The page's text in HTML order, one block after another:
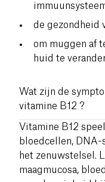
de gezondheid
om muggen af
huid te
Wat zijn de
vitamine B12 ?
Vitamine B12
bloedcellen, DNA-
het zenuwstelsel.
maagmucosa,